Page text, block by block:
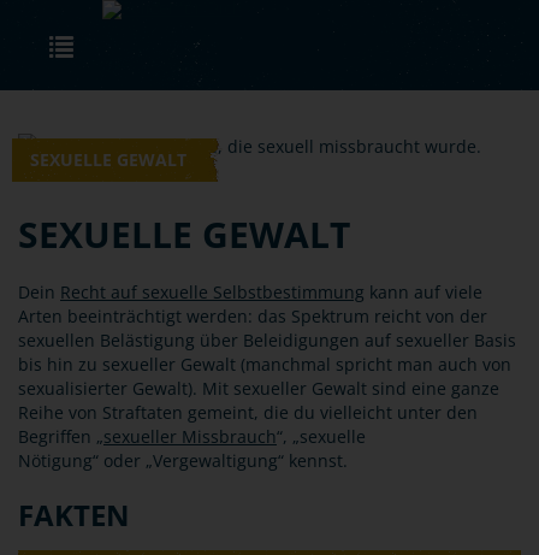
Skip to main content
SEXUELLE GEWALT
SEXUELLE GEWALT
Dein Recht auf sexuelle Selbstbestimmung kann auf viele
Arten beeinträchtigt werden: das Spektrum reicht von der
sexuellen Belästigung über Beleidigungen auf sexueller Basis
bis hin zu sexueller Gewalt (manchmal spricht man auch von
sexualisierter Gewalt). Mit sexueller Gewalt sind eine ganze
Reihe von Straftaten gemeint, die du vielleicht unter den
Begriffen „sexueller Missbrauch“, „sexuelle
Nötigung“ oder „Vergewaltigung“ kennst.
FAKTEN